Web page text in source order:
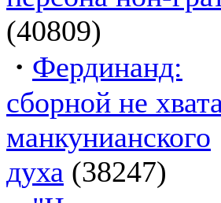
(40809)
· Фердинанд:
сборной не
манкунианского
духа (38247)